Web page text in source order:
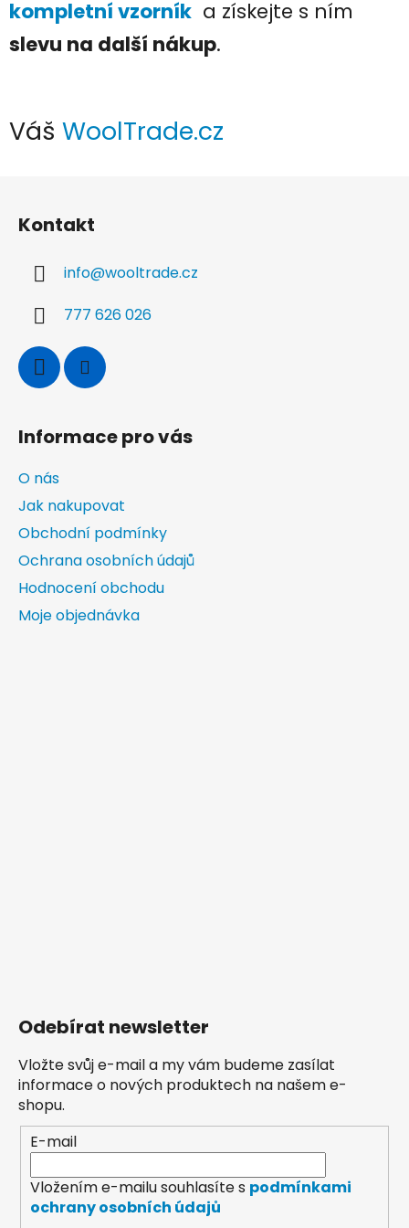
kompletní vzorník a získejte s ním
slevu na další nákup.
Váš WoolTrade.cz
Kontakt
info@wooltrade.cz
777 626 026
Informace pro vás
O nás
Jak nakupovat
Obchodní podmínky
Ochrana osobních údajů
Hodnocení obchodu
Moje objednávka
Odebírat newsletter
Vložte svůj e-mail a my vám budeme zasílat
informace o nových produktech na našem e-
shopu.
E-mail
Vložením e-mailu souhlasíte s podmínkami
ochrany osobních údajů